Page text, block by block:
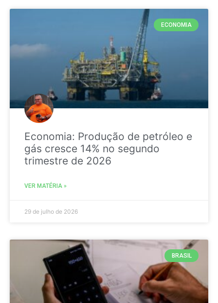
ECONOMIA
Economia: Produção de petróleo e
gás cresce 14% no segundo
trimestre de 2026
VER MATÉRIA »
29 de julho de 2026
BRASIL